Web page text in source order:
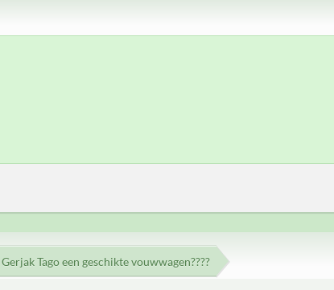
Gerjak Tago een geschikte vouwwagen????